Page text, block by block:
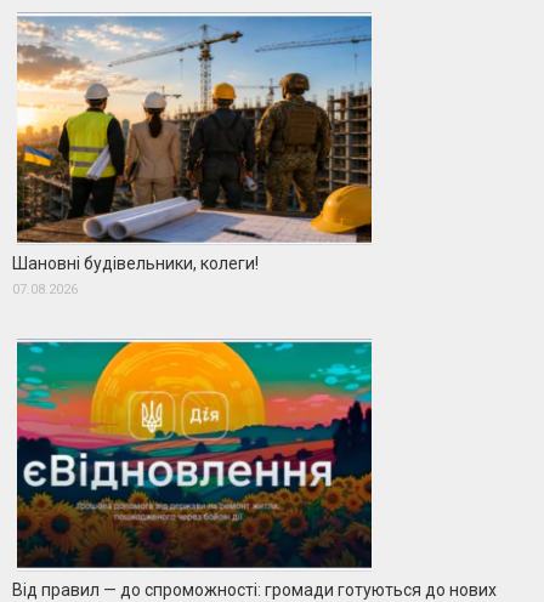
Шановні будівельники, колеги!
07.08.2026
Від правил — до спроможності: громади готуються до нових